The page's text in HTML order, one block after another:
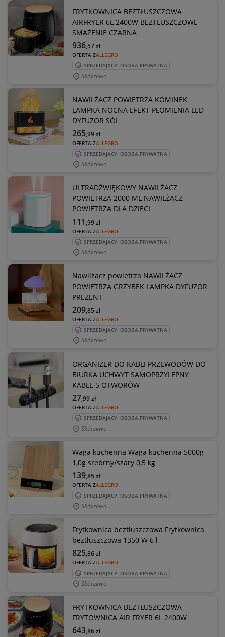
FRYTKOWNICA BEZTŁUSZCZOWA
AIRFRYER 6L 2400W BEZTLUSZCZOWE
SMAŻENIE CZARNA
OFERTA ZALLEGRO
936,57zł
SPRZEDAJĄCY: OSOBA PRYWATNA
Skórzewo
NAWILŻACZ POWIETRZA KOMINEK
LAMPKA NOCNA EFEKT PŁOMIENIA LED
DYFUZOR SÓL
OFERTA ZALLEGRO
265,99zł
SPRZEDAJĄCY: OSOBA PRYWATNA
Skórzewo
ULTRADŹWIĘKOWY NAWILŻACZ
POWIETRZA 2000 ML NAWILŻACZ
POWIETRZA DLA DZIECI
OFERTA ZALLEGRO
111 ,99zł
SPRZEDAJĄCY: OSOBA PRYWATNA
Skórzewo
Nawilżacz powietrza NAWILŻACZ
POWIETRZA GRZYBEK LAMPKA DYFUZOR
PREZENT
OFERTA ZALLEGRO
209,85 zł
SPRZEDAJĄCY: OSOBA PRYWATNA
Skórzewo
ORGANIZER DO KABLI PRZEWODÓW DO
BIURKA UCHWYT SAMOPRZYLEPNY
KABLE 5 OTWORÓW
OFERTA ZALLEGRO
27,99zł
SPRZEDAJĄCY: OSOBA PRYWATNA
Skórzewo
Waga kuchenna Waga kuchenna 5000g
1,0g srebrny/szary 0,5 kg
OFERTA ZALLEGRO
139,85 zł
SPRZEDAJĄCY: OSOBA PRYWATNA
Skórzewo
Frytkownica beztłuszczowa Frytkownica
beztłuszczowa 1350 W 6 l
OFERTA ZALLEGRO
825,86zł
SPRZEDAJĄCY: OSOBA PRYWATNA
Skórzewo
FRYTKOWNICA BEZTŁUSZCZOWA
FRYTOWNICA AIR FRYER 6L 2400W
643,86zł